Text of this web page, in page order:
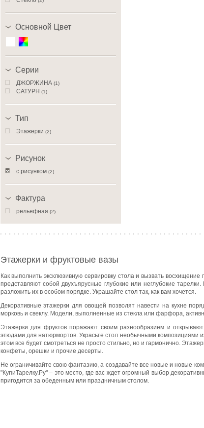
Основной Цвет
Серии
ДЖОРЖИНА (1)
САТУРН (1)
Тип
Этажерки (2)
Рисунок
с рисунком (2)
Фактура
рельефная (2)
Этажерки и фруктовые вазы
Как выполнить эксклюзивную сервировку стола и вызвать
представляют собой двухъярусные глубокие или неглубокие
разложить их в особом порядке. Украшайте стол так, как вам хочется.
Декоративные этажерки для овощей позволят навести на кухне
морковь и свеклу. Модели, выполненные из стекла или фарфора,
Этажерки для фруктов поражают своим разнообразием и
этюдами для натюрмортов. Украсьте стол необычными композициями
этом все будет смотреться не просто стильно, но и гармонично.
конфеты, орешки и прочие десерты.
Не ограничивайте свою фантазию, а создавайте все новые и новые
"КупиТарелку.Ру" – это место, где вас ждет огромный выбор
пригодится за обеденным или праздничным столом.